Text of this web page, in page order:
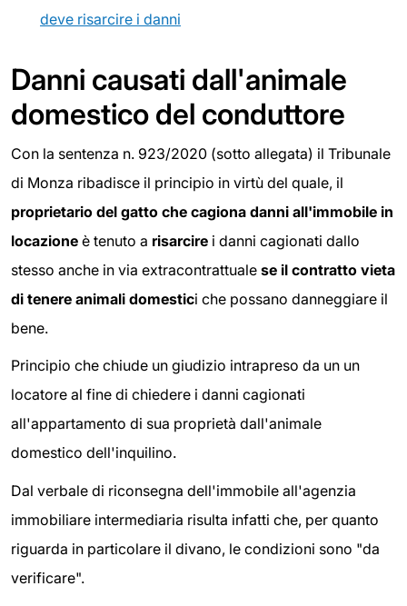
deve risarcire i danni
Danni causati dall'animale
domestico del conduttore
Con la sentenza n. 923/2020 (sotto allegata) il Tribunale
di Monza ribadisce il principio in virtù del quale, il
proprietario del gatto che cagiona danni all'immobile in
locazione è tenuto a risarcire i danni cagionati dallo
stesso anche in via extracontrattuale se il contratto vieta
di tenere animali domestici che possano danneggiare il
bene.
Principio che chiude un giudizio intrapreso da un un
locatore al fine di chiedere i danni cagionati
all'appartamento di sua proprietà dall'animale
domestico dell'inquilino.
Dal verbale di riconsegna dell'immobile all'agenzia
immobiliare intermediaria risulta infatti che, per quanto
riguarda in particolare il divano, le condizioni sono "da
verificare".